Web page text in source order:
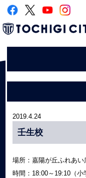
2019.4.24
壬生校
場所：嘉陽が丘ふれあい
時間：18:00～19:10（小